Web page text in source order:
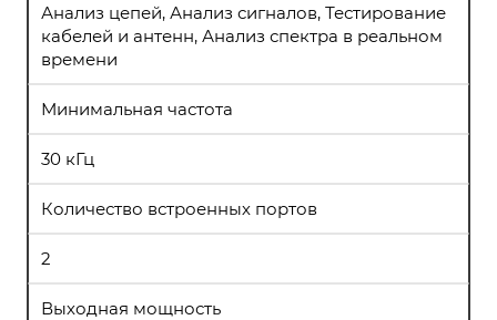
Анализ цепей, Анализ сигналов, Тестирование
кабелей и антенн, Анализ спектра в реальном
времени
Минимальная частота
30 кГц
Количество встроенных портов
2
Выходная мощность